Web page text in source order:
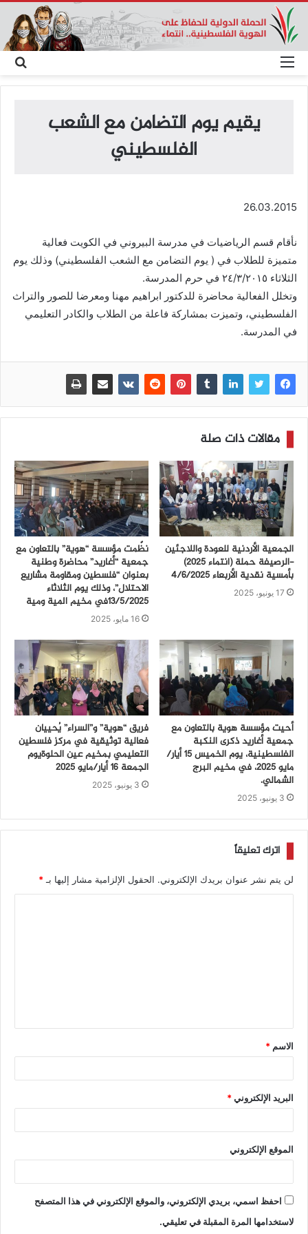
عن
القائمة
يقيم يوم التضامن مع الشعب
الفلسطيني
26.03.2015
نأقام قسم الرياضيات في مدرسة البيروني في الكويت فعالية
متميزة للطلاب في ( يوم التضامن مع الشعب الفلسطيني) وذلك يوم
الثلاثاء ٢٤/٣/٢٠١٥ في حرم المدرسة.
وتخلل الفعالية محاضرة للدكتور ابراهيم مهنا ومعرضا للصور والتراث
الفلسطيني، وتميزت بمشاركة فاعلة من الطلاب والكادر التعليمي
في المدرسة.
مقالات ذات صلة
الجمعية الأردنية للعودة واللاجئين
-الرصيفة حملة (انتماء ٢٠٢٥)
بأمسية نقدية الأربعاء ٤/٦/٢٠٢٥
17 يونيو، 2025
نظّمت مؤسسة “هوية” بالتعاون مع
جمعية “أغاريد” محاضرة وطنية
بعنوان “فلسطين ومقاومة مشاريع
الاحتلال”، وذلك يوم الثلاثاء
13/5/2025في مخيم المية ومية
16 مايو، 2025
أحيت مؤسسة هوية بالتعاون مع
جمعية أغاريد ذكرى النكبة
الفلسطينية، يوم الخميس 15 أيار/
مايو 2025، في مخيم البرج
الشمالي.
3 يونيو، 2025
فريق “هوية” و”السراء” يُحييان
فعالية توثيقية في مركز فلسطين
التعليمي بمخيم عين الحلوةيوم
الجمعة 16 أيار/مايو 2025
3 يونيو، 2025
اترك تعليقاً
لن يتم نشر عنوان بريدك الإلكتروني. الحقول الإلزامية مشار إليها بـ *
الاسم *
البريد الإلكتروني*
الموقع الإلكتروني
احفظ اسمي، بريدي الإلكتروني، والموقع الإلكتروني في هذا المتصفح
لاستخدامها المرة المقبلة في تعليقي.